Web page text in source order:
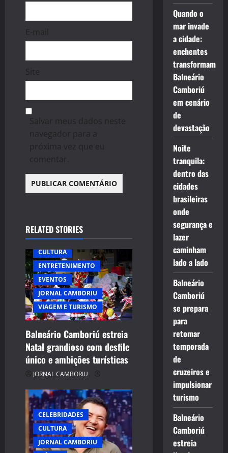
E-mail
Site
Salvar meus dados neste
navegador para a
próxima vez que eu
comentar.
RELATED STORIES
CULTURA
ENTRETENIMENTO
EVENTOS
JORNAL CAMBORIU
VIAGEM E TURISMO
Balneário Camboriú estreia
Natal grandioso com desfile
único e ambições turísticas
JORNAL CAMBORIU
CELEBRIDADES
CULTURA
JORNAL CAMBORIU
Quando o
mar invade
a cidade:
enchentes
transformam
Balneário
Camboriú
em cenário
de
devastação
Noite
tranquila:
dentro das
cidades
brasileiras
onde
segurança e
lazer
caminham
lado a lado
Balneário
Camboriú
se prepara
para
retomar
temporada
de
cruzeiros e
impulsionar
turismo
Balneário
Camboriú
estreia